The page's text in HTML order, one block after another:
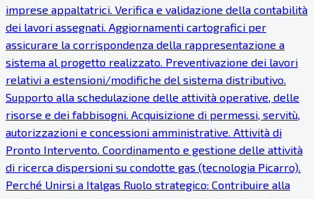
imprese appaltatrici. Verifica e validazione della contabilità
dei lavori assegnati. Aggiornamenti cartografici per
assicurare la corrispondenza della rappresentazione a
sistema al progetto realizzato. Preventivazione dei lavori
relativi a estensioni/modifiche del sistema distributivo.
Supporto alla schedulazione delle attività operative, delle
risorse e dei fabbisogni. Acquisizione di permessi, servitù,
autorizzazioni e concessioni amministrative. Attività di
Pronto Intervento. Coordinamento e gestione delle attività
di ricerca dispersioni su condotte gas (tecnologia Picarro).
Perché Unirsi a Italgas Ruolo strategico: Contribuire alla